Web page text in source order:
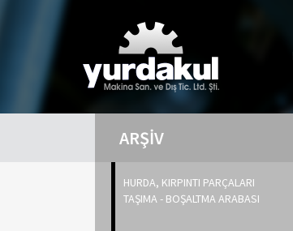
ARŞİV
HURDA, KIRPINTI PARÇALARI
TAŞIMA - BOŞALTMA ARABASI